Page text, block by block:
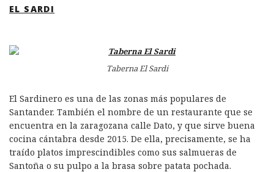
EL SARDI
Taberna El Sardi
El Sardinero es una de las zonas más populares de
Santander. También el nombre de un restaurante que se
encuentra en la zaragozana calle Dato, y que sirve buena
cocina cántabra desde 2015. De ella, precisamente, se ha
traído platos imprescindibles como sus salmueras de
Santoña o su pulpo a la brasa sobre patata pochada.